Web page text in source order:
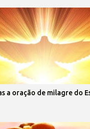
a oração de milagre do